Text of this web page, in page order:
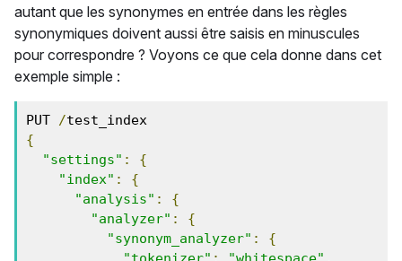
autant que les synonymes en entrée dans les règles
synonymiques doivent aussi être saisis en minuscules
pour correspondre ? Voyons ce que cela donne dans cet
exemple simple :
PUT /
{
"settings" :
{
"index" :
{
"analysis" :
{
"analyzer" :
{
"synonym_analyzer" :
{